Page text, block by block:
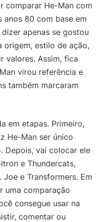
comparar He-Man com
anos 80 com base em
apenas se gostou
origem, estilo de ação,
valores. Assim, fica
virou referência e
também marcaram
em etapas. Primeiro,
He-Man ser único
Depois, vai colocar ele
e Thundercats,
e Transformers. Em
uma comparação
consegue usar na
comentar ou